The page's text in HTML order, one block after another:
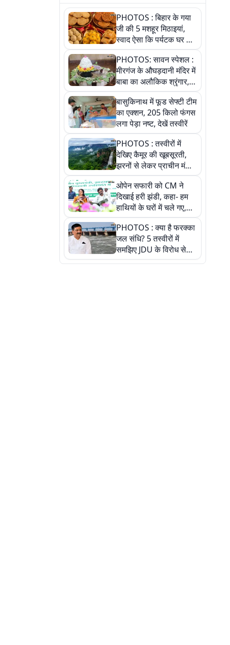
PHOTOS : बिहार के गया
जी की 5 मशहूर मिठाइयां,
स्वाद ऐसा कि पर्यटक घर ले
जाना नहीं भूलते, तस्वीरों में
देखें
PHOTOS: सावन स्पेशल :
मीरगंज के औघड़दानी मंदिर में
बाबा का अलौकिक श्रृंगार,
तस्वीरों में देखें महादेव के कई
मनमोहक स्वरूप
बासुकिनाथ में फूड सेफ्टी टीम
का एक्शन, 205 किलो फंगस
लगा पेड़ा नष्ट, देखें तस्वीरें
PHOTOS : तस्वीरों में
देखिए कैमूर की खूबसूरती,
झरनों से लेकर प्राचीन मंदिरों
तक प्रकृति और आस्था का
अद्भुत संगम
ओपेन सफारी को CM ने
दिखाई हरी झंडी, कहा- हम
हाथियों के घरों में चले गए,
देखें तस्वीरें
PHOTOS : क्या है फरक्का
जल संधि? 5 तस्वीरों में
समझिए JDU के विरोध से
लेकर बिहार पर असर तक